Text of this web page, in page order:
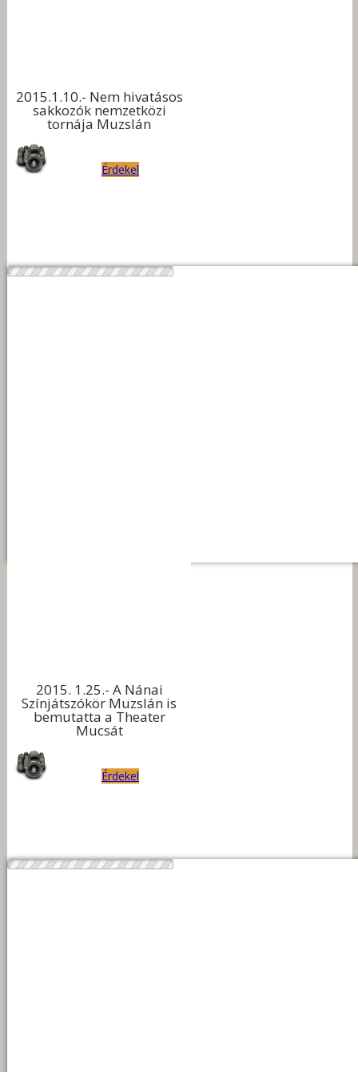
2015.1.10.- Nem hivatásos
sakkozók nemzetközi
tornája Muzslán
Érdekel
2015. 1.25.- A Nánai
Színjátszókör Muzslán is
bemutatta a Theater
Mucsát
Érdekel